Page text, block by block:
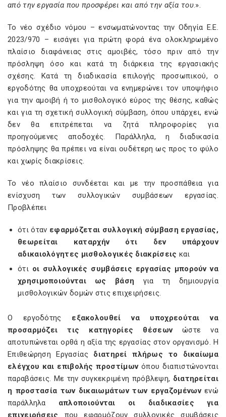
από την εργασία που προσφέρει και από την αξία του.».
Το νέο σχέδιο νόμου – ενσωματώνοντας την Οδηγία Ε.Ε.
2023/970 – εισάγει για πρώτη φορά ένα ολοκληρωμένο
πλαίσιο διαφάνειας στις αμοιβές, τόσο πριν από την
πρόσληψη όσο και κατά τη διάρκεια της εργασιακής
σχέσης. Κατά τη διαδικασία επιλογής προσωπικού, ο
εργοδότης θα υποχρεούται να ενημερώνει τον υποψήφιο
για την αμοιβή ή το μισθολογικό εύρος της θέσης, καθώς
και για τη σχετική συλλογική σύμβαση, όπου υπάρχει, ενώ
δεν θα επιτρέπεται να ζητά πληροφορίες για
προηγούμενες αποδοχές. Παράλληλα, η διαδικασία
πρόσληψης θα πρέπει να είναι ουδέτερη ως προς το φύλο
και χωρίς διακρίσεις.
Το νέο πλαίσιο συνδέεται και με την προσπάθεια για
ενίσχυση των συλλογικών συμβάσεων εργασίας.
Προβλέπει
ότι όταν εφαρμόζεται συλλογική σύμβαση εργασίας,
θεωρείται καταρχήν ότι δεν υπάρχουν
αδικαιολόγητες μισθολογικές διακρίσεις και
ότι οι συλλογικές συμβάσεις εργασίας μπορούν να
χρησιμοποιούνται ως βάση για τη δημιουργία
μισθολογικών δομών στις επιχειρήσεις.
Ο εργοδότης εξακολουθεί να υποχρεούται να
προσαρμόζει τις κατηγορίες θέσεωνώστε να
αποτυπώνεται ορθά η αξία της εργασίας στον οργανισμό. Η
Επιθεώρηση Εργασίας διατηρεί πλήρως το δικαίωμα
ελέγχου και επιβολής προστίμωνόπου διαπιστώνονται
παραβάσεις. Με την συγκεκριμένη πρόβλεψη, διατηρείται
η προστασία των δικαιωμάτων των εργαζομένωνενώ
παράλληλα απλοποιούνται οι διαδικασίες για
επιχειρήσεις που εφαρμόζουν συλλογικές συμβάσεις